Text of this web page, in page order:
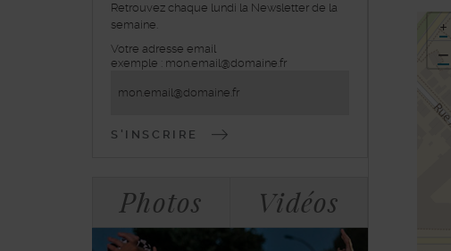
+
−
Retrouvez chaque lundi la Newsletter de la
semaine.
inscrivez-
vous
lettre
Votre adresse email
exemple : mon.email@domaine.fr
Photos Vidéos